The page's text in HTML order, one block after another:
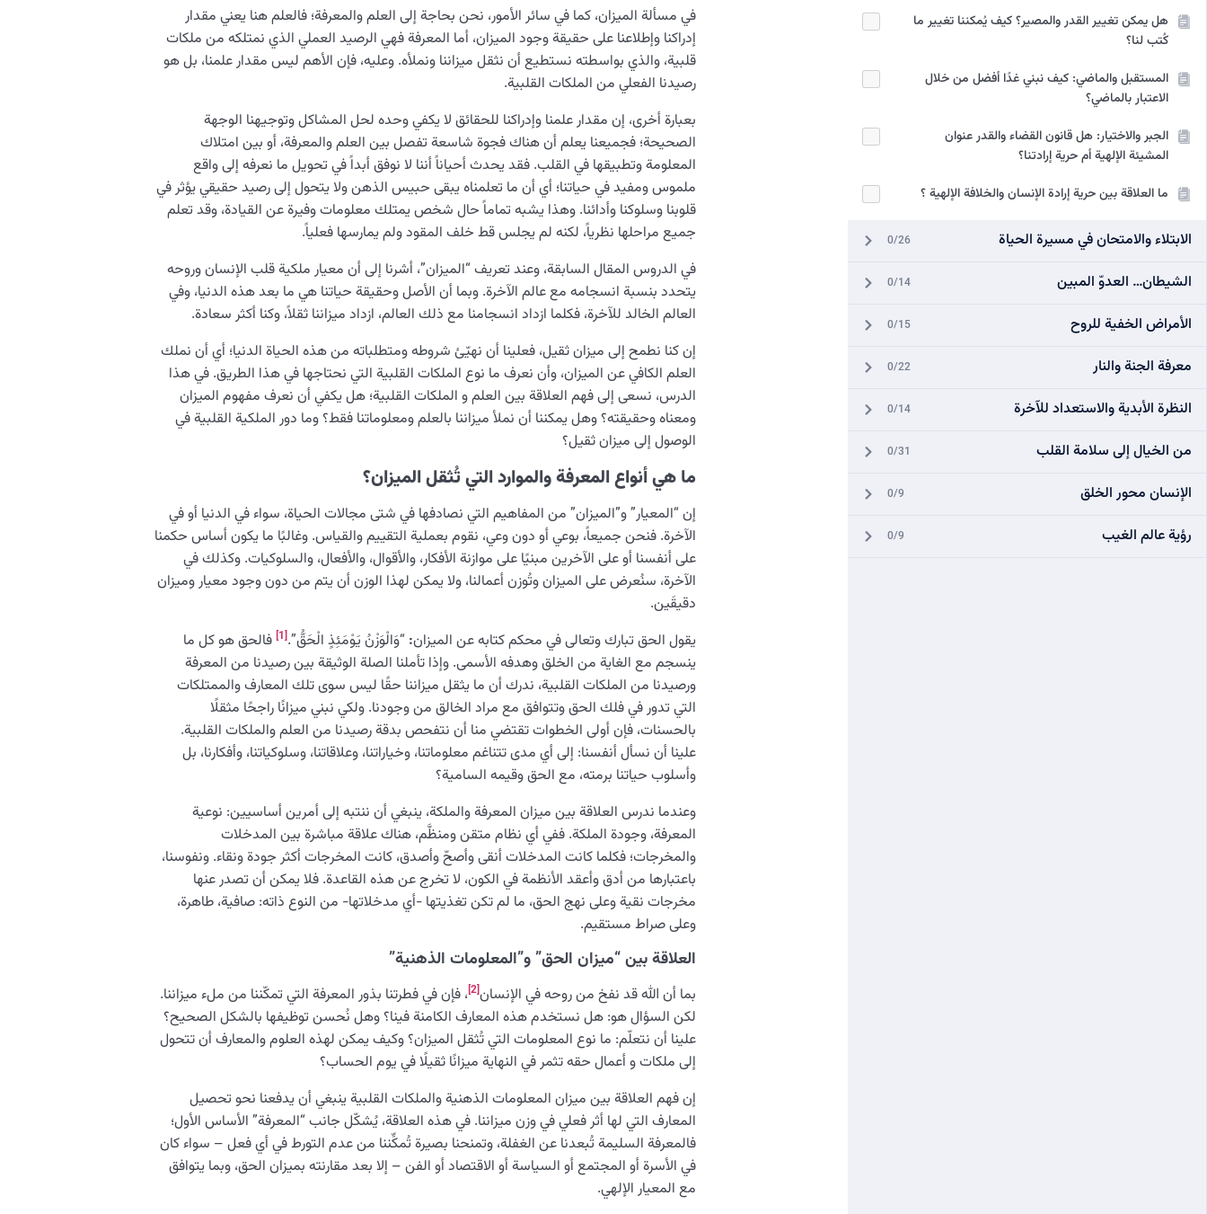
هل يمكن تغيير القدر والمصير؟ كيف يُمكننا تغيير ما
كُتب لنا؟
المستقبل والماضي: كيف نبني غدًا أفضل من خلال
الاعتبار بالماضي؟
الجبر والاختيار: هل قانون القضاء والقدر عنوان
المشيئة الإلهية أم حرية إرادتنا؟
ما العلاقة بين حرية إرادة الإنسان والخلافة الإلهية ؟
الابتلاء والامتحان في مسيرة الحياة 0/26
الشيطان… العدوّ المبين 0/14
الأمراض الخفية للروح 0/15
معرفة الجنة والنار 0/22
النظرة الأبدية والاستعداد للآخرة 0/14
من الخيال إلى سلامة القلب 0/31
الإنسان محور الخلق 0/9
رؤية عالم الغيب 0/9
في مسألة الميزان، كما في سائر الأمور، نحن بحاجة إلى العلم والمعرفة؛ فالعلم هنا يعني مقدار
إدراكنا وإطلاعنا على حقيقة وجود الميزان، أما المعرفة فهي الرصيد العملي الذي نمتلكه من ملكات
قلبية، والذي بواسطته نستطيع أن نثقل ميزاننا ونملأه. وعليه، فإن الأهم ليس مقدار علمنا، بل هو
رصيدنا الفعلي من الملكات القلبية.
بعبارة أخرى، إن مقدار علمنا وإدراكنا للحقائق لا يكفي وحده لحل المشاكل وتوجيهنا الوجهة
الصحيحة؛ فجميعنا يعلم أن هناك فجوة شاسعة تفصل بين العلم والمعرفة، أو بين امتلاك
المعلومة وتطبيقها في القلب. فقد يحدث أحياناً أننا لا نوفق أبداً في تحويل ما نعرفه إلى واقع
ملموس ومفيد في حياتنا؛ أي أن ما تعلمناه يبقى حبيس الذهن ولا يتحول إلى رصيد حقيقي يؤثر في
قلوبنا وسلوكنا وأدائنا. وهذا يشبه تماماً حال شخص يمتلك معلومات وفيرة عن القيادة، وقد تعلم
جميع مراحلها نظرياً، لكنه لم يجلس قط خلف المقود ولم يمارسها فعلياً.
في الدروس المقال السابقة، وعند تعريف “الميزان”، أشرنا إلى أن معيار ملكية قلب الإنسان وروحه
يتحدد بنسبة انسجامه مع عالم الآخرة. وبما أن الأصل وحقيقة حياتنا هي ما بعد هذه الدنيا، وفي
العالم الخالد للآخرة، فكلما ازداد انسجامنا مع ذلك العالم، ازداد ميزاننا ثقلاً، وكنا أكثر سعادة.
إن كنا نطمح إلى میزان ثقيل، فعلينا أن نهيّئ شروطه ومتطلباته من هذه الحياة الدنيا؛ أي أن نملك
العلم الكافي عن المیزان، وأن نعرف ما نوع الملكات القلبیة التي نحتاجها في هذا الطريق. في هذا
الدرس، نسعى إلى فهم العلاقة بين العلم و الملکات القلبیة؛ هل يكفي أن نعرف مفهوم المیزان
ومعناه وحقيقته؟ وهل يمكننا أن نملأ میزاننا بالعلم ومعلوماتنا فقط؟ وما دور الملكية القلبية في
الوصول إلى میزان ثقيل؟
ما هي أنواع المعرفة والموارد التي تُثقل الميزان؟
إن “المعيار” و”الميزان” من المفاهيم التي نصادفها في شتى مجالات الحياة، سواء في الدنيا أو في
الآخرة. فنحن جميعاً، بوعي أو دون وعي، نقوم بعملية التقييم والقياس. وغالبًا ما يكون أساس حكمنا
على أنفسنا أو على الآخرين مبنيًا على موازنة الأفكار، والأقوال، والأفعال، والسلوكيات. وكذلك في
الآخرة، سنُعرض على الميزان وتُوزن أعمالنا، ولا يمكن لهذا الوزن أن يتم من دون وجود معيار وميزان
دقيقَين.
يقول الحق تبارك وتعالى في محكم كتابه عن الميزان: “وَالْوَزْنُ يَوْمَئِذٍ الْحَقُّ”.[1]
فالحق هو كل ما
ينسجم مع الغاية من الخلق وهدفه الأسمى. وإذا تأملنا الصلة الوثيقة بين رصيدنا من المعرفة
ورصيدنا من الملكات القلبية، ندرك أن ما يثقل ميزاننا حقًا ليس سوى تلك المعارف والممتلكات
التي تدور في فلك الحق وتتوافق مع مراد الخالق من وجودنا. ولكي نبني ميزانًا راجحًا مثقلًا
بالحسنات، فإن أولى الخطوات تقتضي منا أن نتفحص بدقة رصيدنا من العلم والملكات القلبية.
علينا أن نسأل أنفسنا: إلى أي مدى تتناغم معلوماتنا، وخياراتنا، وعلاقاتنا، وسلوكياتنا، وأفكارنا، بل
وأسلوب حياتنا برمته، مع الحق وقيمه السامية؟
وعندما ندرس العلاقة بين ميزان المعرفة والملكة، ينبغي أن ننتبه إلى أمرين أساسيين: نوعية
المعرفة، وجودة الملكة. ففي أي نظام متقن ومنظَّم، هناك علاقة مباشرة بين المدخلات
والمخرجات؛ فكلما كانت المدخلات أنقى وأصحّ وأصدق، كانت المخرجات أكثر جودة ونقاء. ونفوسنا،
باعتبارها من أدق وأعقد الأنظمة في الكون، لا تخرج عن هذه القاعدة. فلا يمكن أن تصدر عنها
مخرجات نقية وعلى نهج الحق، ما لم تكن تغذيتها -أي مدخلاتها- من النوع ذاته: صافية، طاهرة،
وعلى صراط مستقيم.
العلاقة بين “ميزان الحق” و”المعلومات الذهنية”
بما أن الله قد نفخ من روحه في الإنسان[2] ، فإن في فطرتنا بذور المعرفة التي تمكّننا من ملء ميزاننا.
لكن السؤال هو: هل نستخدم هذه المعارف الكامنة فينا؟ وهل نُحسن توظيفها بالشكل الصحيح؟
علينا أن نتعلّم: ما نوع المعلومات التي تُثقل الميزان؟ وكيف يمكن لهذه العلوم والمعارف أن تتحول
إلى ملكات و أعمال حقه تثمر في النهاية ميزانًا ثقيلًا في يوم الحساب؟
إن فهم العلاقة بين ميزان المعلومات الذهنية والملكات القلبية ينبغي أن يدفعنا نحو تحصيل
المعارف التي لها أثر فعلي في وزن ميزاننا. في هذه العلاقة، يُشكّل جانب “المعرفة” الأساس الأول؛
فالمعرفة السليمة تُبعدنا عن الغفلة، وتمنحنا بصيرة تُمكِّننا من عدم التورط في أي فعل – سواء كان
في الأسرة أو المجتمع أو السياسة أو الاقتصاد أو الفن – إلا بعد مقارنته بميزان الحق، وبما يتوافق
مع المعيار الإلهي.